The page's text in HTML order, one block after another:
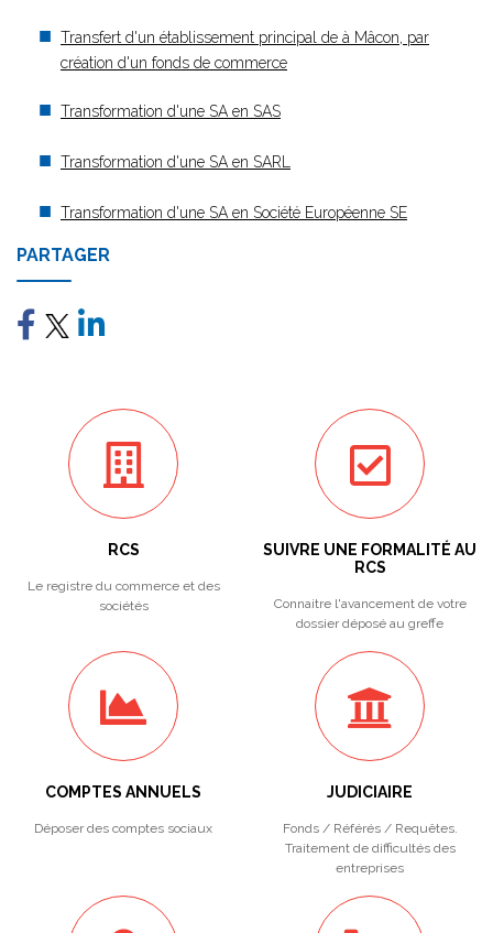
Transfert d'un établissement principal de à Mâcon, par
création d'un fonds de commerce
Transformation d'une SA en SAS
Transformation d'une SA en SARL
Transformation d'une SA en Société Européenne SE
PARTAGER
RCS
Le registre du commerce et des
sociétés
SUIVRE UNE FORMALITÉ AU
RCS
Connaitre l'avancement de votre
dossier déposé au greffe
COMPTES ANNUELS
Déposer des comptes sociaux
JUDICIAIRE
Fonds / Référés / Requêtes.
Traitement de difficultés des
entreprises